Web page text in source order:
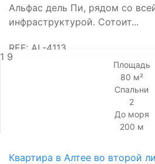
Альфас дель Пи, рядом со
инфраструктурой. Сотоит...
REF: AL-4113
1 9
Площадь
80 м²
Спальни
2
До моря
200 м
Квартира в Алтее во второй